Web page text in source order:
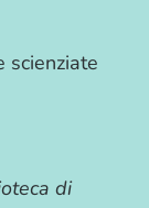
scienziate
di